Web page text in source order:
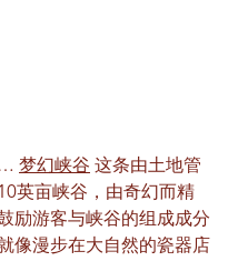
梦幻峡谷 这条由土地管
英亩峡谷，由奇幻而精
励游客与峡谷的组成成分
像漫步在大自然的瓷器店